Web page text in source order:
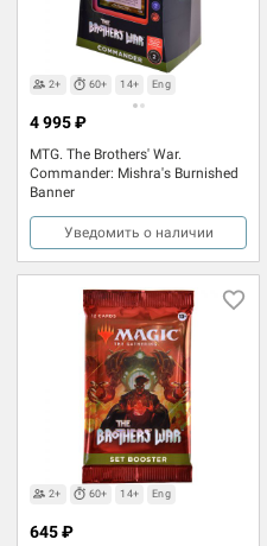
2+ 60+ 14+ Eng
MTG. The Brothers' War.
Commander: Mishra's Burnished
Banner
4 995 ₽
Уведомить о наличии
2+ 60+ 14+ Eng
645 ₽